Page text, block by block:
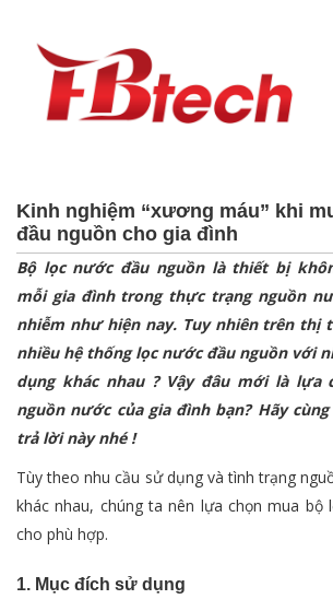
Kinh nghiệm “xương máu” khi
đầu nguồn cho gia đình
Bộ lọc nước đầu nguồn là thiết bị
mỗi gia đình trong thực trạng nguồn
nhiễm như hiện nay. Tuy nhiên trên thị
nhiều hệ thống lọc nước đầu nguồn với
dụng khác nhau ? Vậy đâu mới là lựa
nguồn nước của gia đình bạn? Hãy
trả lời này nhé !
Tùy theo nhu cầu sử dụng và tình trạng
khác nhau, chúng ta nên lựa chọn mua bộ
cho phù hợp.
1. Mục đích sử dụng